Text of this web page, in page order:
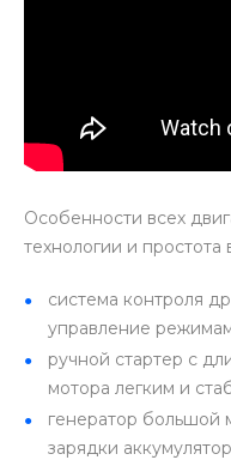
Особенности всех
технологии и простота
система контроля
управление
ручной стартер с
мотора легким и
генератор большой
зарядки